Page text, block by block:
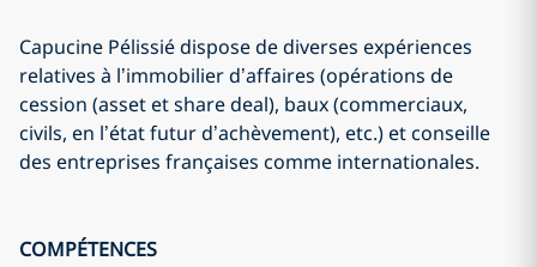
Capucine Pélissié dispose de diverses expériences
relatives à l’immobilier d’affaires (opérations de
cession (asset et share deal), baux (commerciaux,
civils, en l’état futur d’achèvement), etc.) et conseille
des entreprises françaises comme internationales.
COMPÉTENCES